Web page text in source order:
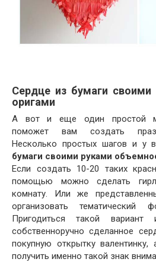
Сердце из бумаги
оригами
А вот и еще один простой
поможет вам создать
Несколько простых шагов и у
бумаги своими руками
Если создать 10-20 таких
помощью можно сделать
комнату. Или же
организовать тематический
Пригодиться такой
собственноручно сделанное
покупную открытку валентинку,
получить именно такой знак